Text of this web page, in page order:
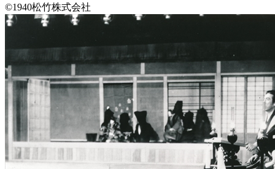
©1940松竹株式会社